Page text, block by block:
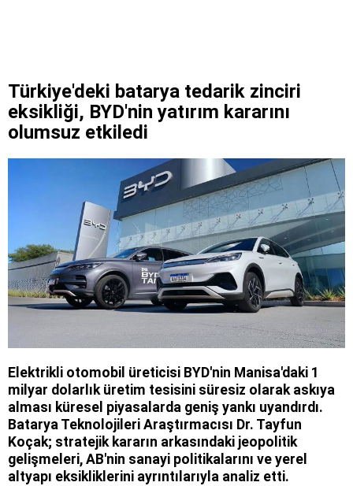
Türkiye'deki batarya tedarik zinciri
eksikliği, BYD'nin yatırım kararını
olumsuz etkiledi
Elektrikli otomobil üreticisi BYD'nin Manisa'daki 1
milyar dolarlık üretim tesisini süresiz olarak askıya
alması küresel piyasalarda geniş yankı uyandırdı.
Batarya Teknolojileri Araştırmacısı Dr. Tayfun
Koçak; stratejik kararın arkasındaki jeopolitik
gelişmeleri, AB'nin sanayi politikalarını ve yerel
altyapı eksikliklerini ayrıntılarıyla analiz etti.